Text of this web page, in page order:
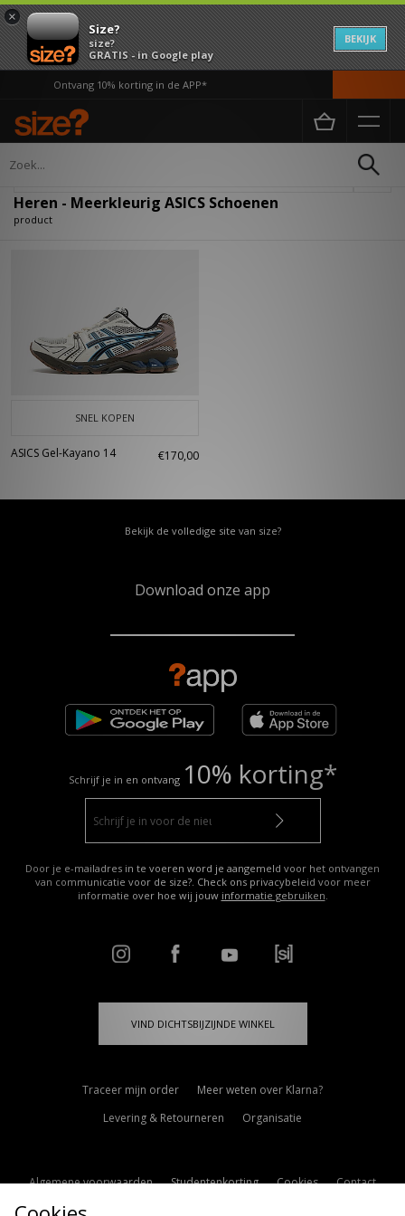
×
Size?
size?
GRATIS - in Google play
BEKIJK
Ontvang 10% korting in de APP*
Home Heren
Heren - Meerkleurig ASICS Schoenen
product
SNEL KOPEN
ASICS Gel-Kayano 14 €170,00
Bekijk de volledige site van size?
Download onze app
Schrijf je in en ontvang 10% korting*
Door je e-mailadres in te voeren word je aangemeld voor het ontvangen
van communicatie voor de size?. Check ons privacybeleid voor meer
informatie over hoe wij jouw informatie gebruiken.
VIND DICHTSBIJZIJNDE WINKEL
Traceer mijn order
Meer weten over Klarna?
Levering & Retourneren
Organisatie
Algemene voorwaarden Studentenkorting Cookies
Contact
Cookie Instellingen